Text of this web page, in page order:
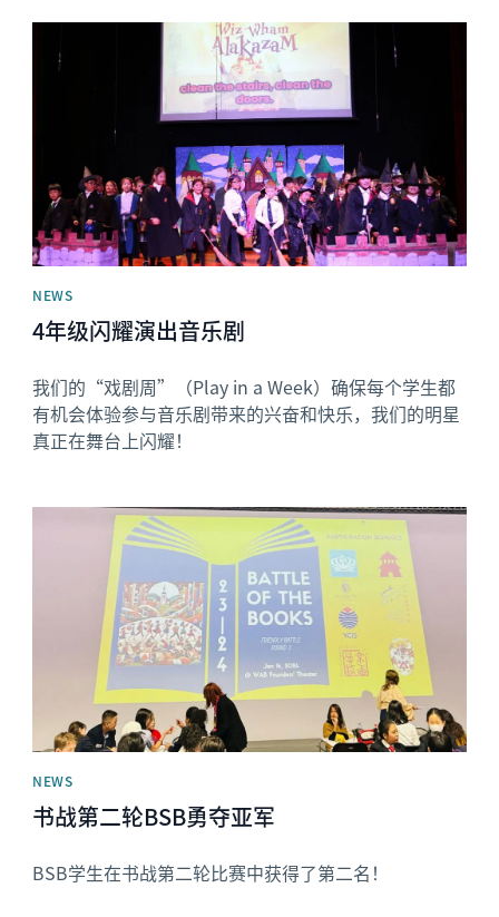
NEWS
4年级闪耀演出音乐剧
我们的“戏剧周”（Play in a Week）确保每个学生都
有机会体验参与音乐剧带来的兴奋和快乐，我们的明星
真正在舞台上闪耀！
News image
NEWS
书战第二轮BSB勇夺亚军
BSB学生在书战第二轮比赛中获得了第二名！